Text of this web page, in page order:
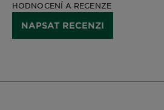
HODNOCENÍ A RECENZE
NAPSAT RECENZI